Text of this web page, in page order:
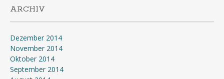
ARCHIV
Dezember 2014
November 2014
Oktober 2014
September 2014